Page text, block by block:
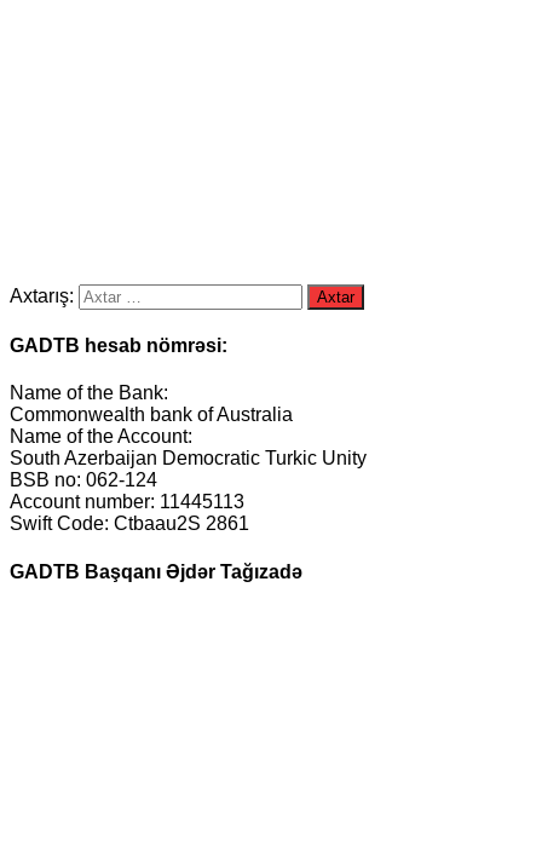
Axtarış:
GADTB hesab nömrəsi:
Name of the Bank:
Commonwealth bank of Australia
Name of the Account:
South Azerbaijan Democratic Turkic Unity
BSB no: 062-124
Account number: 11445113
Swift Code: Ctbaau2S 2861
GADTB Başqanı Əjdər Tağızadə